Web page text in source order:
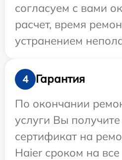
согласуем с вами
расчет, время
устранением
4
Гарантия
По окончании
услуги Вы
сертификат на
Haier сроком на